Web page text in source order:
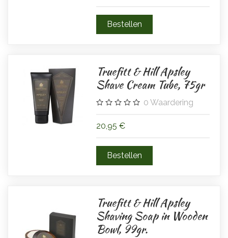
Truefitt & Hill Apsley
Shave Cream Tube, 75gr
0 Waardering
20,95 €
Truefitt & Hill Apsley
Shaving Soap in Wooden
Bowl, 99gr.